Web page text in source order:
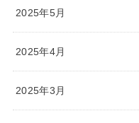
2025年5月
2025年4月
2025年3月